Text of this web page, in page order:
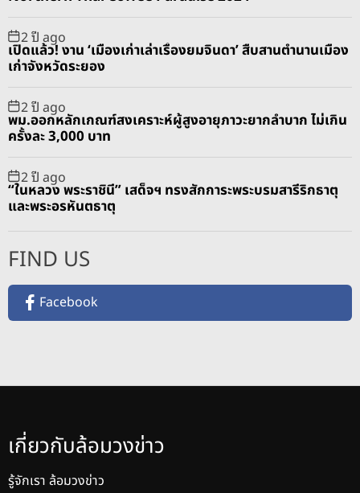
2 ปี ago
เปิดแล้ว! งาน ‘เมืองเก่าเล่าเรื่องยมจินดา’ สืบสานตำนานเมือง
เก่าจังหวัดระยอง
2 ปี ago
พม.ออกหลักเกณฑ์สงเคราะห์ผู้สูงอายุภาวะยากลำบาก ไม่เกิน
ครั้งละ 3,000 บาท
2 ปี ago
“ในหลวง พระราชินี” เสด็จฯ ทรงสักการะพระบรมสารีริกธาตุ
และพระอรหันตธาตุ
FIND US
Facebook
เกี่ยวกับล้อมวงข่าว
รู้จักเรา ล้อมวงข่าว